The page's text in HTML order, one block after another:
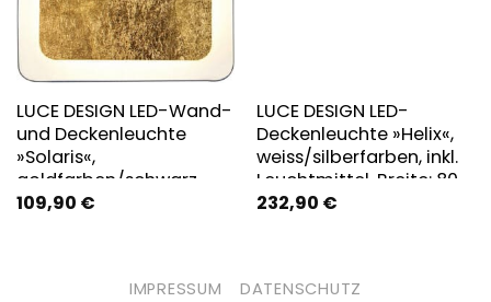
LUCE DESIGN LED-Wand-
und Deckenleuchte
»Solaris«,
goldfarben/schwarz,
inkl. Leuchtmittel, Breite:
109,90 €
LUCE DESIGN LED-
Deckenleuchte »Helix«,
weiss/silberfarben, inkl.
Leuchtmittel, Breite: 80
cm
232,90 €
IMPRESSUM DATENSCHUTZ